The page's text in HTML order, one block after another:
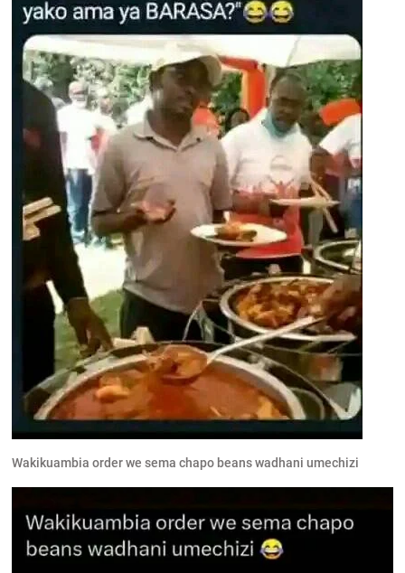
Wakikuambia order we sema chapo beans wadhani umechizi